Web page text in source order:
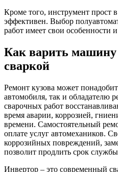
Кроме того, инструмент прост
эффективен. Выбор
работ имеет свои особенности
Как варить машину
сваркой
Ремонт кузова может
автомобиля, так и обладателю
сварочных работ
время аварии, коррозией,
времени. Самостоятельный
оплате услуг автомехаников.
коррозийных повреждений,
позволит продлить срок
Инвертор – это современный